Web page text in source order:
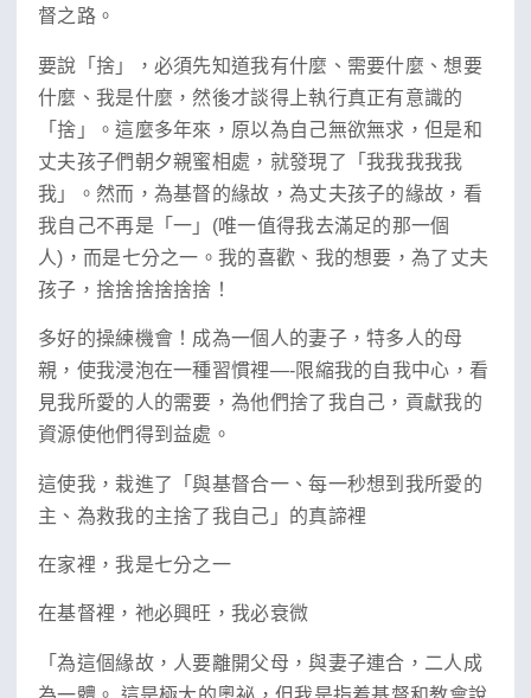
督之路。
要說「捨」，必須先知道我有什麼、需要什麼、想要
什麼、我是什麼，然後才談得上執行真正有意識的
「捨」。這麼多年來，原以為自己無欲無求，但是和
丈夫孩子們朝夕親蜜相處，就發現了「我我我我我
我」。然而，為基督的緣故，為丈夫孩子的緣故，看
我自己不再是「一」(唯一值得我去滿足的那一個
人)，而是七分之一。我的喜歡、我的想要，為了丈夫
孩子，捨捨捨捨捨捨！
多好的操練機會！成為一個人的妻子，特多人的母
親，使我浸泡在一種習慣裡—-限縮我的自我中心，看
見我所愛的人的需要，為他們捨了我自己，貢獻我的
資源使他們得到益處。
這使我，栽進了「與基督合一、每一秒想到我所愛的
主、為救我的主捨了我自己」的真諦裡
在家裡，我是七分之一
在基督裡，祂必興旺，我必衰微
「為這個緣故，人要離開父母，與妻子連合，二人成